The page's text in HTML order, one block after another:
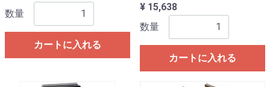
数量
カートに入れる
¥ 15,638
数量
カートに入れる